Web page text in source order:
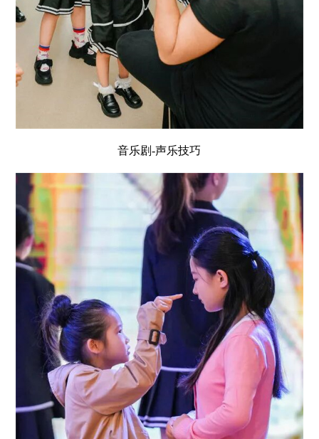
音乐剧-声乐技巧